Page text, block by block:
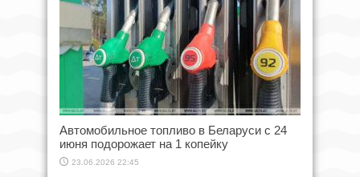
Автомобильное топливо в Беларуси с 24
июня подорожает на 1 копейку
23.06.2026 22:45